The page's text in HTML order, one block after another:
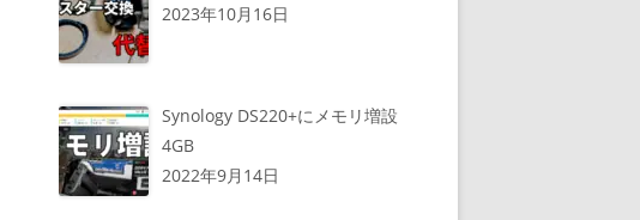
2023年10月16日
Synology DS220+にメモリ増設
4GB
2022年9月14日